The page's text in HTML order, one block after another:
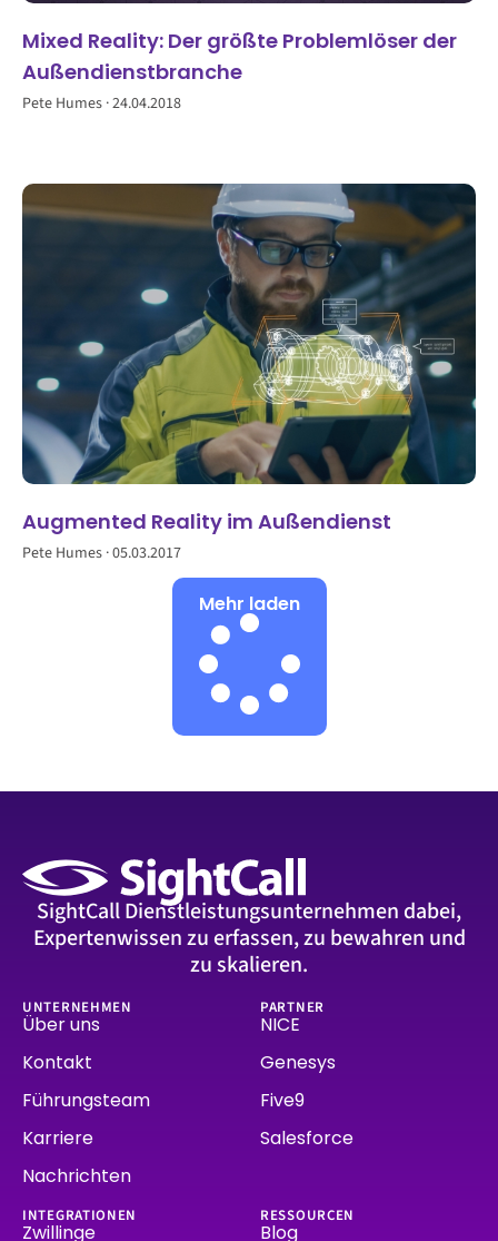
Mixed Reality: Der größte Problemlöser der
Außendienstbranche
Pete Humes 24.04.2018
Augmented Reality im Außendienst
Pete Humes 05.03.2017
Mehr laden
SightCall Dienstleistungsunternehmen dabei,
Expertenwissen zu erfassen, zu bewahren und
zu skalieren.
UNTERNEHMEN
Über uns
Kontakt
Führungsteam
Karriere
Nachrichten
PARTNER
NICE
Genesys
Five9
Salesforce
INTEGRATIONEN
Zwillinge
RESSOURCEN
Blog